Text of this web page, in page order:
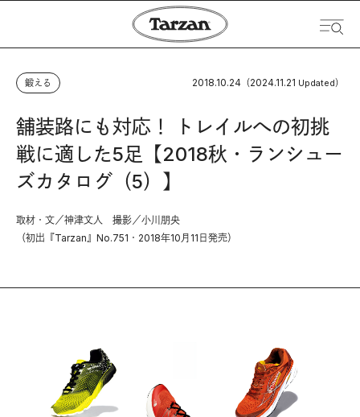
鍛える 2018.10.24 （2024.11.21 Updated）
舗装路にも対応！ トレイルへの初挑
戦に適した5足【2018秋・ランシュー
ズカタログ（5）】
取材・文／神津文人 撮影／小川朋央
（初出『Tarzan』No.751・2018年10月11日発売）